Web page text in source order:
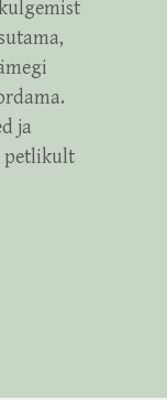
ja
petlikult